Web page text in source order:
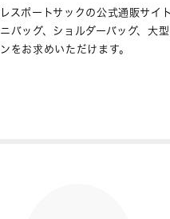
レスポートサックの公式通販サイ
ニバッグ、ショルダーバッグ、大
ンをお求めいただけます。